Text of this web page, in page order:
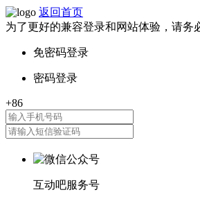
返回首页
为了更好的兼容登录和网站体验，请务
互动吧服务号